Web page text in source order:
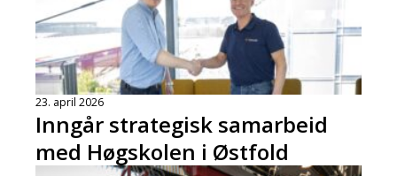
23. april 2026
Inngår strategisk samarbeid
med Høgskolen i Østfold